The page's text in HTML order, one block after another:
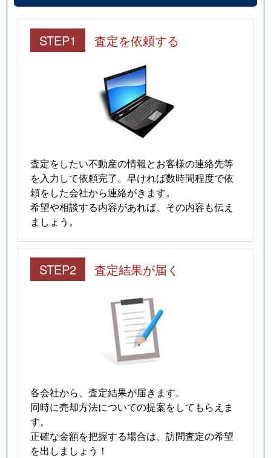
STEP1 査定を依頼する
査定をしたい不動産の情報とお客様の連絡先等
を入力して依頼完了。早ければ数時間程度で依
頼をした会社から連絡がきます。
希望や相談する内容があれば、その内容も伝え
ましょう。
STEP2 査定結果が届く
各会社から、査定結果が届きます。
同時に売却方法についての提案をしてもらえま
す。
正確な金額を把握する場合は、訪問査定の希望
を出しましょう！